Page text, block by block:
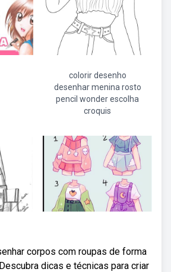
colorir desenho
desenhar menina rosto
pencil wonder escolha
croquis
corpos com roupas de forma
dicas e técnicas para criar